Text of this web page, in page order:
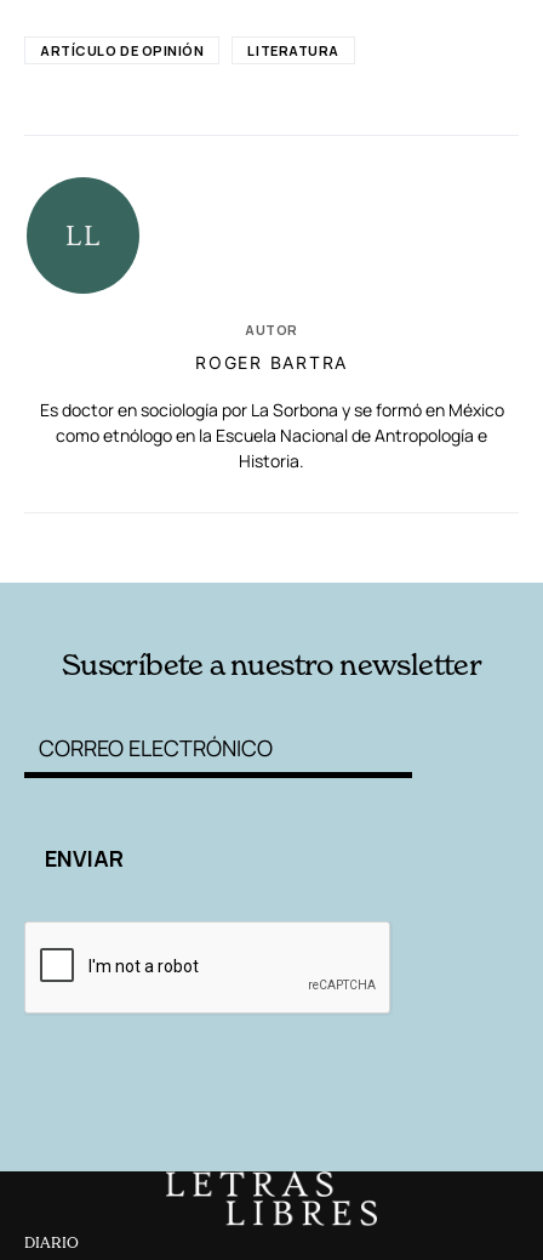
ARTÍCULO DE OPINIÓN LITERATURA
AUTOR
ROGER BARTRA
Es doctor en sociología por La Sorbona y se formó en México
como etnólogo en la Escuela Nacional de Antropología e
Historia.
Suscríbete a nuestro newsletter
DIARIO